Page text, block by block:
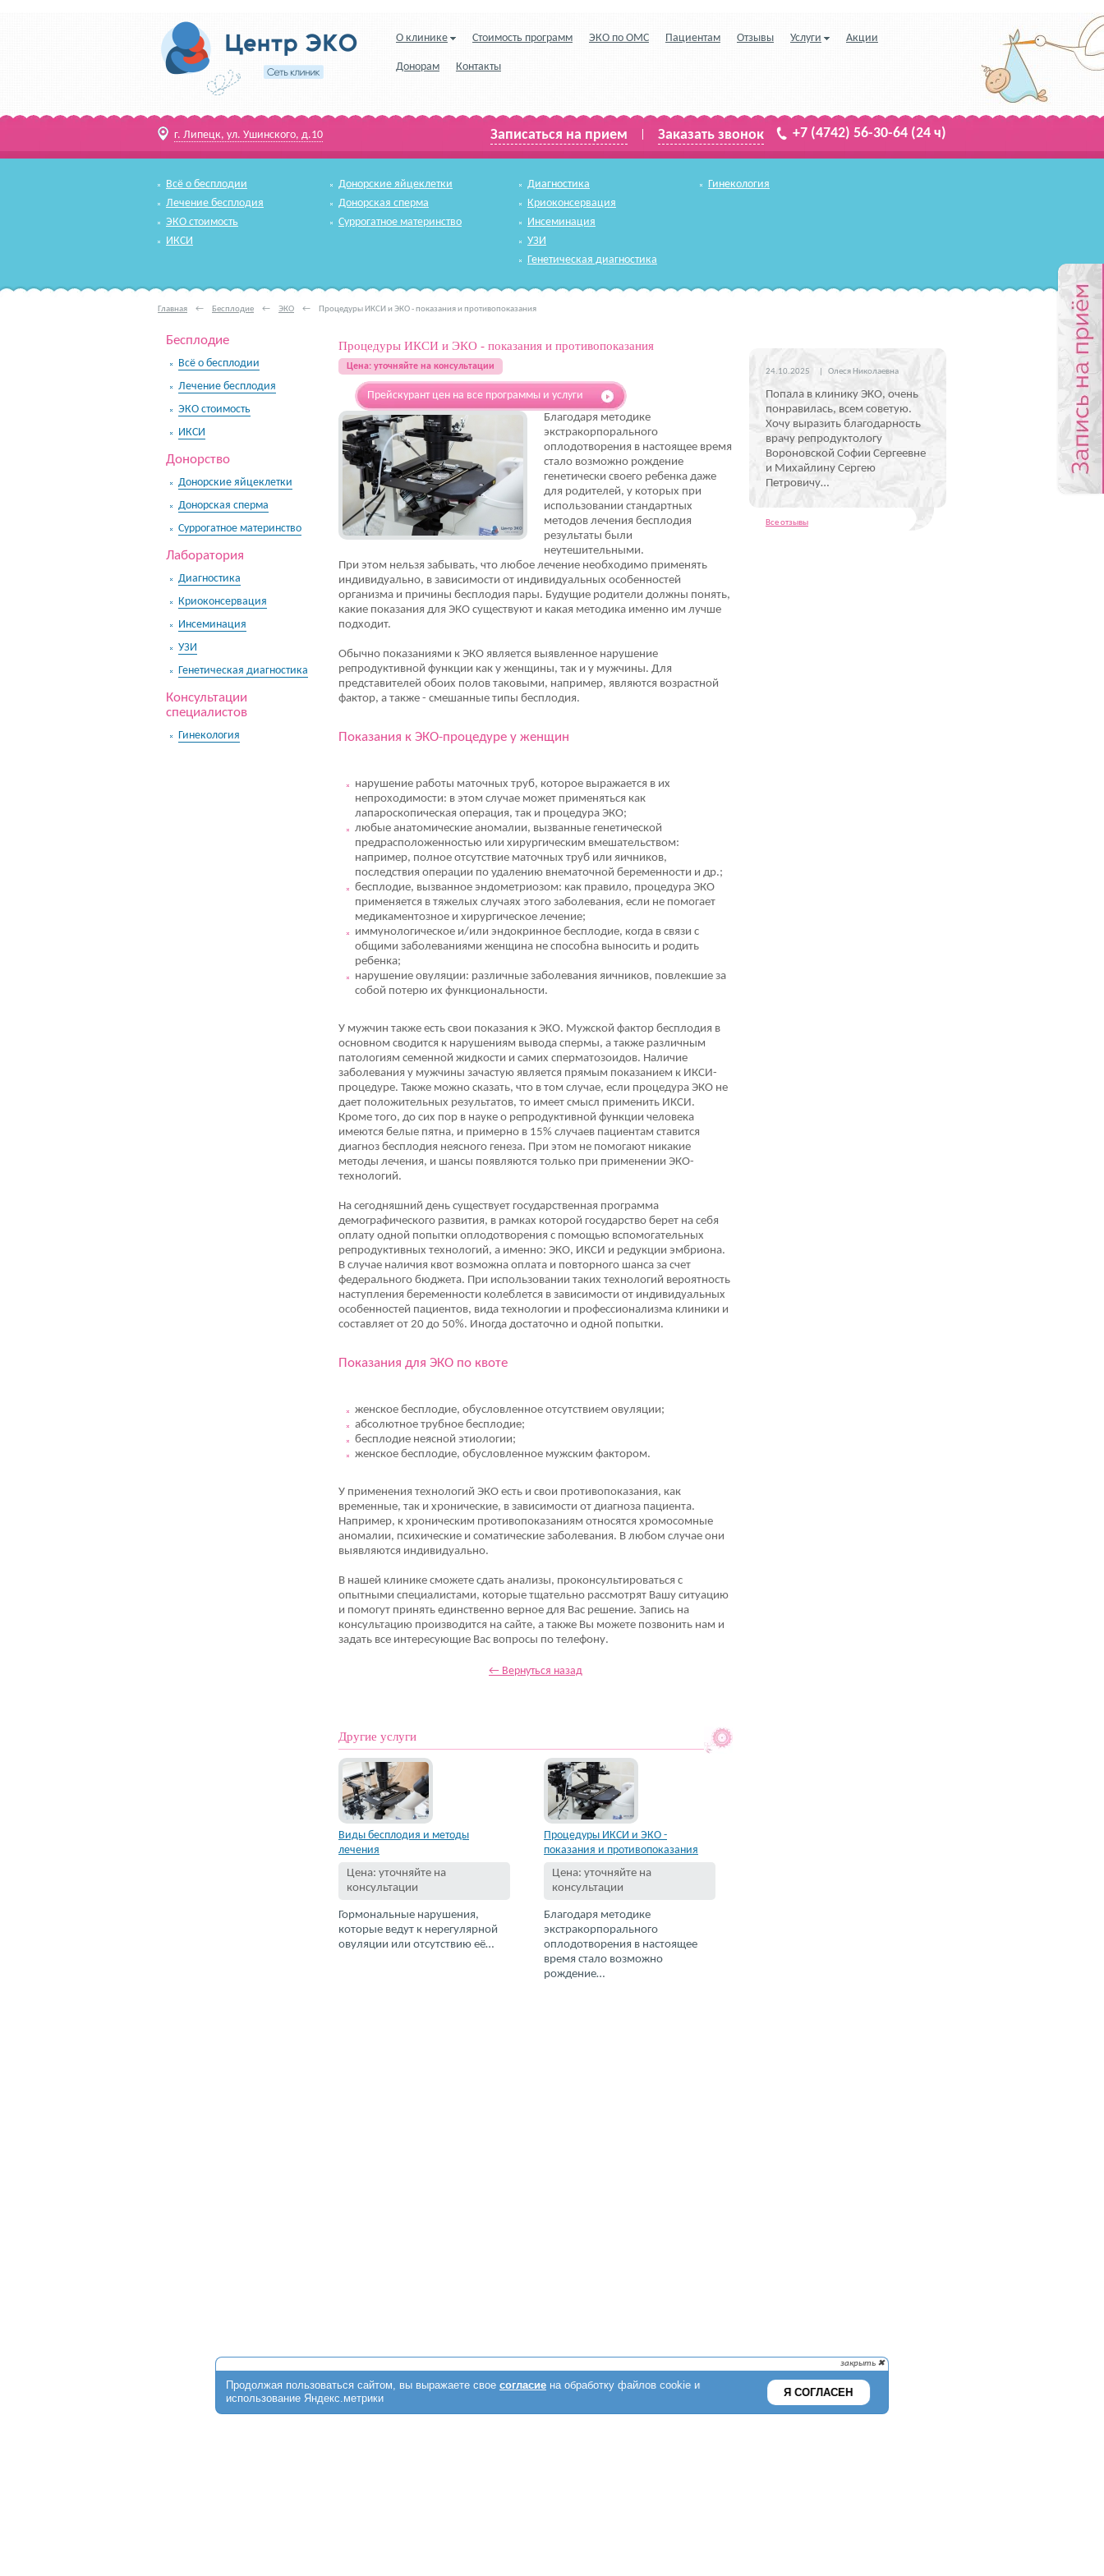
О клинике Стоимость программ ЭКО по ОМС Пациентам Отзывы Услуги Акции
Донорам Контакты
г. Липецк, ул. Ушинского, д.10 +7 (4742) 56-30-64 (24 ч)
Записаться на прием Заказать звонок
Всё о бесплодии
Лечение бесплодия
ЭКО стоимость
ИКСИ
Донорские яйцеклетки
Донорская сперма
Суррогатное материнство
Диагностика
Криоконсервация
Инсеминация
УЗИ
Генетическая диагностика
Гинекология
Главная ← Бесплодие ← ЭКО ← Процедуры ИКСИ и ЭКО - показания и противопоказания
Бесплодие
Всё о бесплодии
Лечение бесплодия
ЭКО стоимость
ИКСИ
Донорство
Донорские яйцеклетки
Донорская сперма
Суррогатное материнство
Лаборатория
Диагностика
Криоконсервация
Инсеминация
УЗИ
Генетическая диагностика
Консультации
специалистов
Гинекология
24.10.2025 Олеся Николаевна
Попала в клинику ЭКО, очень
понравилась, всем советую.
Хочу выразить благодарность
врачу репродуктологу
Вороновской Софии Сергеевне
и Михайлину Сергею
Петровичу…
Все отзывы
Процедуры ИКСИ и ЭКО - показания и противопоказания
Цена: уточняйте на консультации
Прейскурант цен на все программы и услуги
Благодаря методике
экстракорпорального
оплодотворения в настоящее время
стало возможно рождение
генетически своего ребенка даже
для родителей, у которых при
использовании стандартных
методов лечения бесплодия
результаты были
неутешительными.
При этом нельзя забывать, что любое лечение необходимо применять
индивидуально, в зависимости от индивидуальных особенностей
организма и причины бесплодия пары. Будущие родители должны понять,
какие показания для ЭКО существуют и какая методика именно им лучше
подходит.
Обычно показаниями к ЭКО является выявленное нарушение
репродуктивной функции как у женщины, так и у мужчины. Для
представителей обоих полов таковыми, например, являются возрастной
фактор, а также - смешанные типы бесплодия.
Показания к ЭКО-процедуре у женщин
нарушение работы маточных труб, которое выражается в их
непроходимости: в этом случае может применяться как
лапароскопическая операция, так и процедура ЭКО;
любые анатомические аномалии, вызванные генетической
предрасположенностью или хирургическим вмешательством:
например, полное отсутствие маточных труб или яичников,
последствия операции по удалению внематочной беременности и др.;
бесплодие, вызванное эндометриозом: как правило, процедура ЭКО
применяется в тяжелых случаях этого заболевания, если не помогает
медикаментозное и хирургическое лечение;
иммунологическое и/или эндокринное бесплодие, когда в связи с
общими заболеваниями женщина не способна выносить и родить
ребенка;
нарушение овуляции: различные заболевания яичников, повлекшие за
собой потерю их функциональности.
У мужчин также есть свои показания к ЭКО. Мужской фактор бесплодия в
основном сводится к нарушениям вывода спермы, а также различным
патологиям семенной жидкости и самих сперматозоидов. Наличие
заболевания у мужчины зачастую является прямым показанием к ИКСИ-
процедуре. Также можно сказать, что в том случае, если процедура ЭКО не
дает положительных результатов, то имеет смысл применить ИКСИ.
Кроме того, до сих пор в науке о репродуктивной функции человека
имеются белые пятна, и примерно в 15% случаев пациентам ставится
диагноз бесплодия неясного генеза. При этом не помогают никакие
методы лечения, и шансы появляются только при применении ЭКО-
технологий.
На сегодняшний день существует государственная программа
демографического развития, в рамках которой государство берет на себя
оплату одной попытки оплодотворения с помощью вспомогательных
репродуктивных технологий, а именно: ЭКО, ИКСИ и редукции эмбриона.
В случае наличия квот возможна оплата и повторного шанса за счет
федерального бюджета. При использовании таких технологий вероятность
наступления беременности колеблется в зависимости от индивидуальных
особенностей пациентов, вида технологии и профессионализма клиники и
составляет от 20 до 50%. Иногда достаточно и одной попытки.
Показания для ЭКО по квоте
женское бесплодие, обусловленное отсутствием овуляции;
абсолютное трубное бесплодие;
бесплодие неясной этиологии;
женское бесплодие, обусловленное мужским фактором.
У применения технологий ЭКО есть и свои противопоказания, как
временные, так и хронические, в зависимости от диагноза пациента.
Например, к хроническим противопоказаниям относятся хромосомные
аномалии, психические и соматические заболевания. В любом случае они
выявляются индивидуально.
В нашей клинике сможете сдать анализы, проконсультироваться с
опытными специалистами, которые тщательно рассмотрят Вашу ситуацию
и помогут принять единственно верное для Вас решение. Запись на
консультацию производится на сайте, а также Вы можете позвонить нам и
задать все интересующие Вас вопросы по телефону.
← Вернуться назад
Другие услуги
Виды бесплодия и методы
лечения
Цена: уточняйте на
консультации
Гормональные нарушения,
которые ведут к нерегулярной
овуляции или отсутствию её…
Процедуры ИКСИ и ЭКО -
показания и противопоказания
Цена: уточняйте на
консультации
Благодаря методике
экстракорпорального
оплодотворения в настоящее
время стало возможно
рождение…